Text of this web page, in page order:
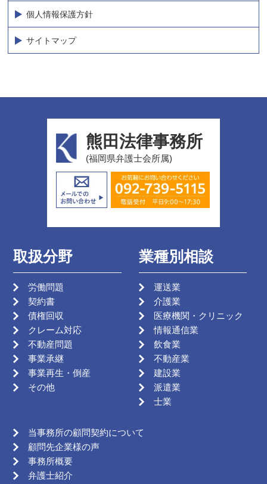
個人情報保護方針
サイトマップ
熊田法律事務所
(福岡県弁護士会所属)
取扱分野
労働問題
契約書
債権回収
クレーム対応
不動産問題
事業承継
事業再生・倒産
その他
業種別相談
運送業
介護業
医療機関・クリニック
情報通信業
飲食業
不動産業
建設業
派遣業
士業
当事務所の顧問契約について
顧問先企業様の声
事務所概要
弁護士紹介